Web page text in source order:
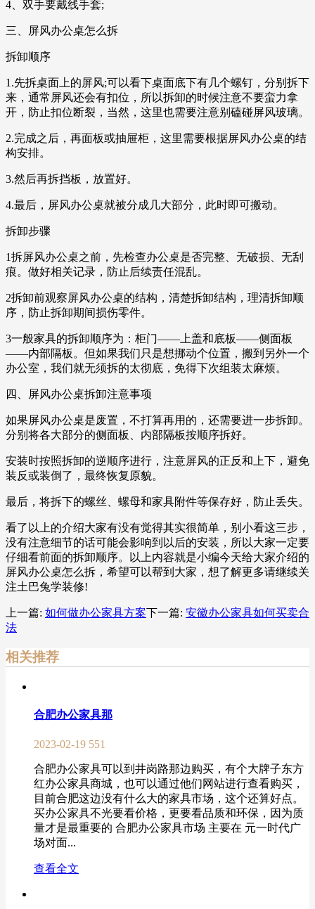
4、双手要戴线手套;
三、屏风办公桌怎么拆
拆卸顺序
1.先拆桌面上的屏风;可以看下桌面底下有几个螺钉，分别拆下
来，通常屏风还会有扣位，所以拆卸的时候注意不要蛮力拿
开，防止扣位断裂，当然，这里也需要注意别磕碰屏风玻璃。
2.完成之后，再面板或抽屉柜，这里需要根据屏风办公桌的结
构安排。
3.然后再拆挡板，放置好。
4.最后，屏风办公桌就被分成几大部分，此时即可搬动。
拆卸步骤
1拆屏风办公桌之前，先检查办公桌是否完整、无破损、无刮
痕。做好相关记录，防止后续责任混乱。
2拆卸前观察屏风办公桌的结构，清楚拆卸结构，理清拆卸顺
序，防止拆卸期间损伤零件。
3一般家具的拆卸顺序为：柜门——上盖和底板——侧面板
——内部隔板。但如果我们只是想挪动个位置，搬到另外一个
办公室，我们就无须拆的太彻底，免得下次组装太麻烦。
四、屏风办公桌拆卸注意事项
如果屏风办公桌是废置，不打算再用的，还需要进一步拆卸。
分别将各大部分的侧面板、内部隔板按顺序拆好。
安装时按照拆卸的逆顺序进行，注意屏风的正反和上下，避免
装反或装倒了，最终恢复原貌。
最后，将拆下的螺丝、螺母和家具附件等保存好，防止丢失。
看了以上的介绍大家有没有觉得其实很简单，别小看这三步，
没有注意细节的话可能会影响到以后的安装，所以大家一定要
仔细看前面的拆卸顺序。以上内容就是小编今天给大家介绍的
屏风办公桌怎么拆，希望可以帮到大家，想了解更多请继续关
注土巴兔学装修!
上一篇: 如何做办公家具方案下一篇: 安徽办公家具如何买卖合
法
相关推荐
合肥办公家具那
2023-02-19 551
合肥办公家具可以到井岗路那边购买，有个大牌子东方
红办公家具商城，也可以通过他们网站进行查看购买，
目前合肥这边没有什么大的家具市场，这个还算好点。
买办公家具不光要看价格，更要看品质和环保，因为质
量才是最重要的 合肥办公家具市场 主要在 元一时代广
场对面...
查看全文